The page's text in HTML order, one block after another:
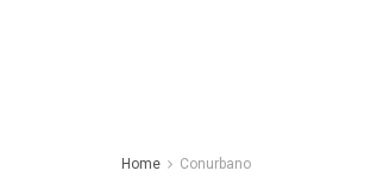
Home Conurbano